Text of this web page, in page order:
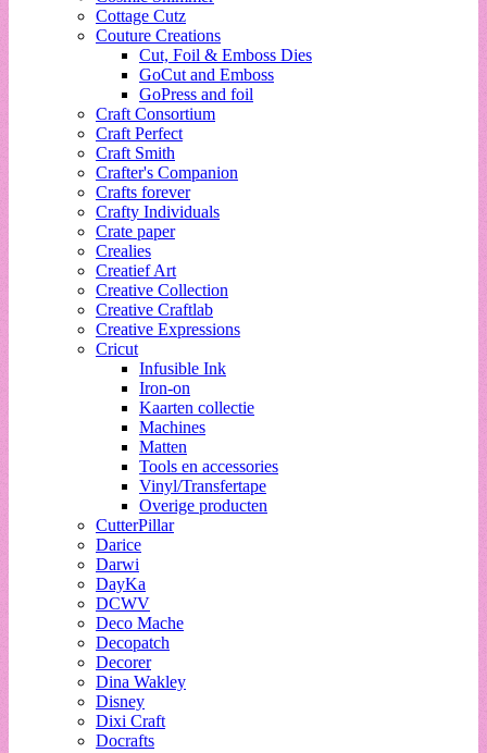
Cottage Cutz
Couture Creations
Cut, Foil & Emboss Dies
GoCut and Emboss
GoPress and foil
Craft Consortium
Craft Perfect
Craft Smith
Crafter's Companion
Crafts forever
Crafty Individuals
Crate paper
Crealies
Creatief Art
Creative Collection
Creative Craftlab
Creative Expressions
Cricut
Infusible Ink
Iron-on
Kaarten collectie
Machines
Matten
Tools en accessories
Vinyl/Transfertape
Overige producten
CutterPillar
Darice
Darwi
DayKa
DCWV
Deco Mache
Decopatch
Decorer
Dina Wakley
Disney
Dixi Craft
Docrafts